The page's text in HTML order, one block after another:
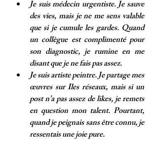
Je suis médecin urgentiste. Je sauve
des vies, mais je ne me sens valable
que si je cumule les gardes. Quand
un collègue est complimenté pour
son diagnostic, je rumine en me
disant que je ne fais pas assez.
Je suis artiste peintre. Je partage mes
œuvres sur Iles réseaux, mais si un
post n’a pas assez de likes, je remets
en question mon talent. Pourtant,
quand je peignais sans être connu, je
ressentais une joie pure.